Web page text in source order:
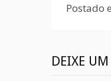
Postado
DEIXE